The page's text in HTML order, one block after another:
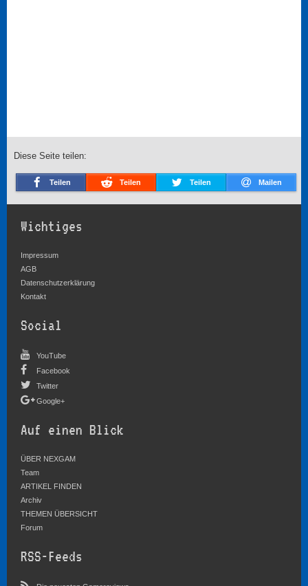
Diese Seite teilen:
Teilen Teilen Teilen Mailen
Wichtiges
Impressum
AGB
Datenschutzerklärung
Kontakt
Social
YouTube
Facebook
Twitter
Google+
Auf einen Blick
ÜBER NEXGAM
Team
ARTIKEL FINDEN
Archiv
THEMEN ÜBERSICHT
Forum
RSS-Feeds